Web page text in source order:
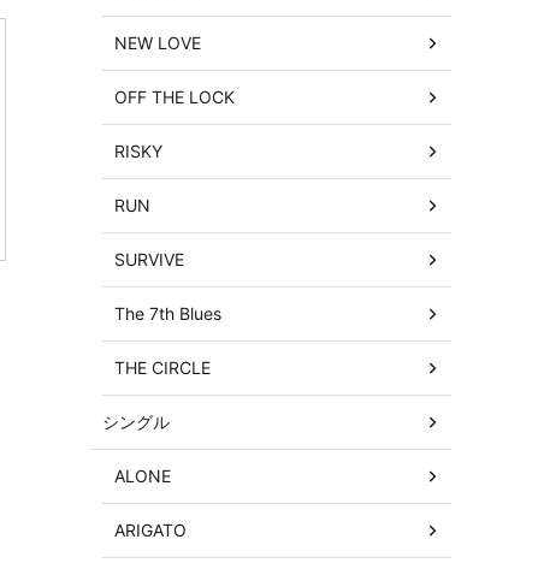
NEW LOVE
OFF THE LOCK
RISKY
RUN
SURVIVE
The 7th Blues
THE CIRCLE
シングル
ALONE
ARIGATO